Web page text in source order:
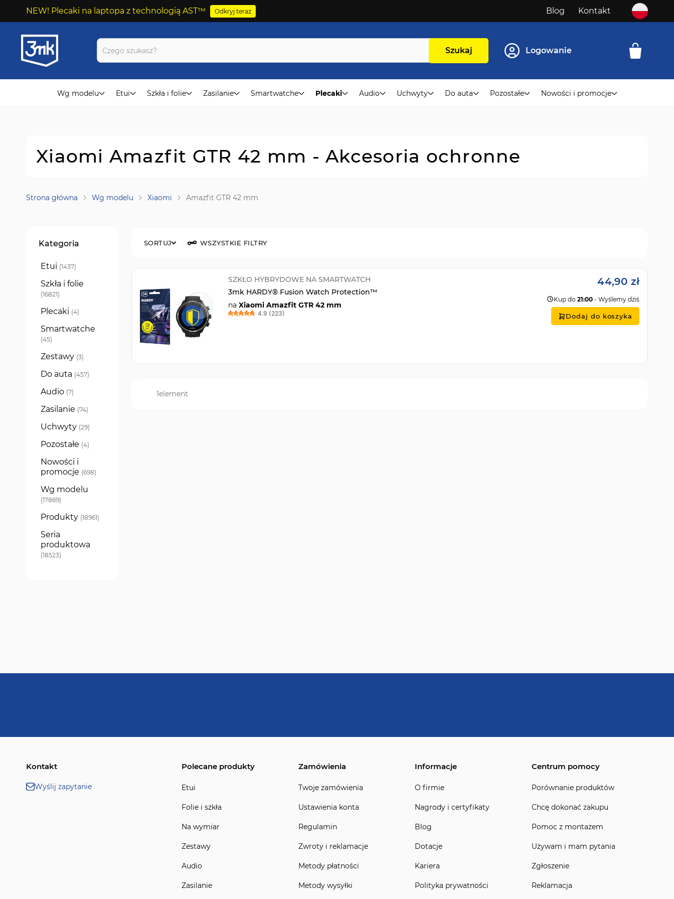
NEW! Plecaki na laptopa z technologią AST™ Odkryj teraz
Przejdź
do
treści
Blog Kontakt
Szukaj Logowanie
Wg modelu Etui Szkła i folie Zasilanie Smartwatche Plecaki Audio Uchwyty Do auta Pozostałe Nowości i promocje
Xiaomi Amazfit GTR 42 mm - Akcesoria ochronne
Strona główna Wg modelu Xiaomi Amazfit GTR 42 mm
WSZYSTKIE FILTRY
SORTUJ
SZKŁO HYBRYDOWE NA SMARTWATCH
3mk HARDY® Fusion Watch Protection™
na Xiaomi Amazfit GTR 42 mm
4.9 (223)
44,90 zł
Kup do 21:00 - Wyślemy dziś
Dodaj do koszyka
1element
Kategoria
Etui 1437
produkty
Szkła i folie
16821
produkty
Plecaki 4
produkty
Smartwatche
45
produkty
Zestawy 3
produkty
Do auta 457
produkty
Audio 7
produkty
Zasilanie 74
produkty
Uchwyty 29
produkty
Pozostałe 4
produkty
Nowości i
promocje 698
produkty
Wg modelu
17869
produkty
Produkty 18961
produkty
Seria
produktowa
18523
produkty
Kontakt
Wyślij zapytanie
Polecane produkty
Etui
Folie i szkła
Na wymiar
Zestawy
Audio
Zasilanie
Zamówienia
Twoje zamówienia
Ustawienia konta
Regulamin
Zwroty i reklamacje
Metody płatności
Metody wysyłki
Informacje
O firmie
Nagrody i certyfikaty
Blog
Dotacje
Kariera
Polityka prywatności
Centrum pomocy
Porównanie produktów
Chcę dokonać zakupu
Pomoc z montażem
Używam i mam pytania
Zgłoszenie
Reklamacja